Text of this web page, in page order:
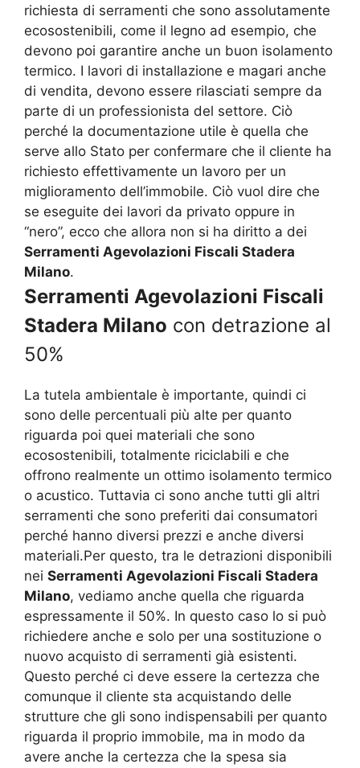
richiesta di serramenti che sono assolutamente
ecosostenibili, come il legno ad esempio, che
devono poi garantire anche un buon isolamento
termico. I lavori di installazione e magari anche
di vendita, devono essere rilasciati sempre da
parte di un professionista del settore. Ciò
perché la documentazione utile è quella che
serve allo Stato per confermare che il cliente ha
richiesto effettivamente un lavoro per un
miglioramento dell’immobile. Ciò vuol dire che
se eseguite dei lavori da privato oppure in
“nero”, ecco che allora non si ha diritto a dei
Serramenti Agevolazioni Fiscali Stadera
Milano.
Serramenti Agevolazioni Fiscali
Stadera Milano con detrazione al
50%
La tutela ambientale è importante, quindi ci
sono delle percentuali più alte per quanto
riguarda poi quei materiali che sono
ecosostenibili, totalmente riciclabili e che
offrono realmente un ottimo isolamento termico
o acustico. Tuttavia ci sono anche tutti gli altri
serramenti che sono preferiti dai consumatori
perché hanno diversi prezzi e anche diversi
materiali.Per questo, tra le detrazioni disponibili
nei Serramenti Agevolazioni Fiscali Stadera
Milano, vediamo anche quella che riguarda
espressamente il 50%. In questo caso lo si può
richiedere anche e solo per una sostituzione o
nuovo acquisto di serramenti già esistenti.
Questo perché ci deve essere la certezza che
comunque il cliente sta acquistando delle
strutture che gli sono indispensabili per quanto
riguarda il proprio immobile, ma in modo da
avere anche la certezza che la spesa sia